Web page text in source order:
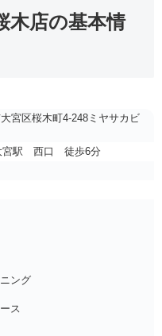
木店の基本情
宮区桜木町4-248ミヤサカビ
宮駅 西口 徒歩6分
ング
ス